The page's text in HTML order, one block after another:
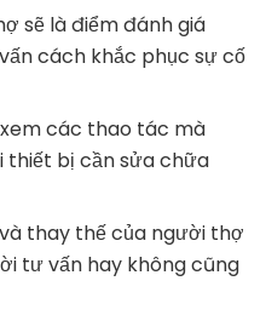
sẽ là điểm đánh giá
cách khắc phục sự cố
các thao tác mà
bị cần sửa chữa
thay thế của người thợ
tư vấn hay không cũng